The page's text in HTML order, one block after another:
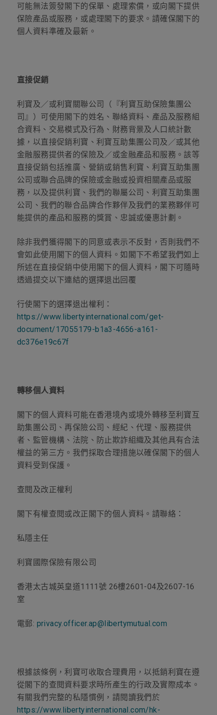
可能無法簽發閣下的保單、處理索償，或向閣下提供
保險產品或服務，或處理閣下的要求。請確保閣下的
個人資料準確及最新。
直接促銷
利寶及／或利寶關聯公司（『利寶互助保險集團公
司』）可使用閣下的姓名、聯絡資料、產品及服務組
合資料、交易模式及行為、財務背景及人口統計數
據，以直接促銷利寶、利寶互助集團公司及／或其他
金融服務提供者的保險及／或金融產品和服務。該等
直接促銷包括推廣、營銷或銷售利寶、利寶互助集團
公司或聯合品牌的保險或金融或投資相關產品或服
務，以及提供利寶、我們的聯屬公司、利寶互助集團
公司、我們的聯合品牌合作夥伴及我們的業務夥伴可
能提供的產品和服務的獎賞、忠誠或優惠計劃。
除非我們獲得閣下的同意或表示不反對，否則我們不
會如此使用閣下的個人資料。如閣下不希望我們如上
所述在直接促銷中使用閣下的個人資料，閣下可隨時
透過提交以下連結的選擇退出回覆
行使閣下的選擇退出權利：
https://www.libertyinternational.com/get-
document/17055179-b1a3-4656-a161-
dc376e19c67f
轉移個人資料
閣下的個人資料可能在香港境內或境外轉移至利寶互
助集團公司、再保險公司、經紀、代理、服務提供
者、監管機構、法院、防止欺詐組織及其他具有合法
權益的第三方。我們採取合理措施以確保閣下的個人
資料受到保護。
查閱及改正權利
閣下有權查閱或改正閣下的個人資料。請聯絡：
私隱主任
利寶國際保險有限公司
香港太古城英皇道1111號 26樓2601-04及2607-16
室
電郵: privacy.officer.ap@libertymutual.com
根據該條例，利寶可收取合理費用，以抵銷利寶在遵
從閣下的查閱資料要求時所產生的行政及實際成本。
有關我們完整的私隱慣例，請閱讀我們於
https://www.libertyinternational.com/hk-